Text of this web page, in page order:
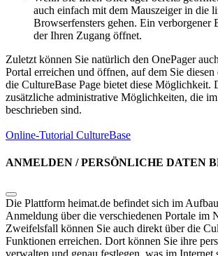
auch einfach mit dem Mauszeiger in die
Browserfensters gehen. Ein verborgener
der Ihren Zugang öffnet.
Zuletzt können Sie natürlich den OnePager
Portal erreichen und öffnen, auf dem Sie
die CultureBase Page bietet diese Möglichkeit.
zusätzliche administrative Möglichkeiten, die
beschrieben sind.
Online-Tutorial CultureBase
ANMELDEN / PERSÖNLICHE DATEN
Die Plattform heimat.de befindet sich im
Anmeldung über die verschiedenen Portale im
Zweifelsfall können Sie auch direkt über die
Funktionen erreichen. Dort können Sie ihre
verwalten und genau festlegen, was im Internet